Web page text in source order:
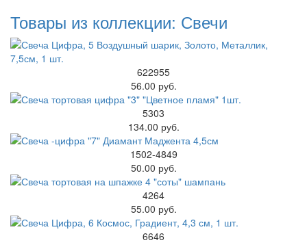
Товары из коллекции: Свечи
622955
56.00 руб.
5303
134.00 руб.
1502-4849
50.00 руб.
4264
55.00 руб.
6646